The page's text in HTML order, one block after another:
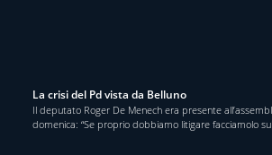
La crisi del Pd vista da Belluno
Il deputato Roger De Menech era presente
domenica: “Se proprio dobbiamo litigare facciamolo